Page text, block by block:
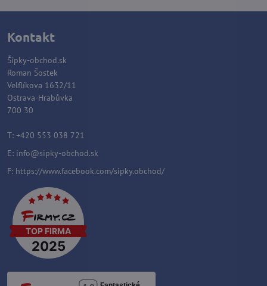
Kontakt
Šípky-obchod.sk
Roman Šostek
Velflíkova 1632/11
Ostrava-Hrabůvka
700 30
T: +420 553 038 721
E: info@sipky-obchod.sk
F: https://www.facebook.com/sipky.obchod/